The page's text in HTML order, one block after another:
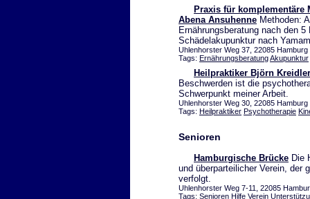
Praxis für
Abena Ansuhenne Methoden:
Ernährungsberatung nach den
Schädelakupunktur nach
Uhlenhorster Weg 37, 22085
Tags: ErnährungsberatungAkupunktur
Heilpraktiker Björn Kreidler
Beschwerden ist die
Schwerpunkt meiner Arbeit.
Uhlenhorster Weg 30, 22085
Tags: Heilpraktiker Psychotherapie
Senioren
Hamburgische Brücke Die
und überparteilicher Verein, der
verfolgt.
Uhlenhorster Weg 7-11, 22085
Tags: Senioren Hilfe Verein